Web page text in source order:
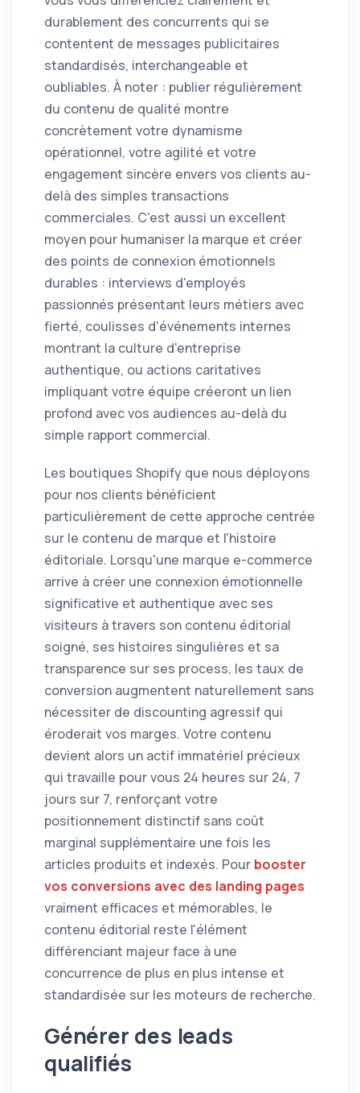
durablement des concurrents qui se
contentent de messages publicitaires
standardisés, interchangeable et
oubliables. À noter : publier régulièrement
du contenu de qualité montre
concrètement votre dynamisme
opérationnel, votre agilité et votre
engagement sincère envers vos clients au-
delà des simples transactions
commerciales. C'est aussi un excellent
moyen pour humaniser la marque et créer
des points de connexion émotionnels
durables : interviews d'employés
passionnés présentant leurs métiers avec
fierté, coulisses d'événements internes
montrant la culture d'entreprise
authentique, ou actions caritatives
impliquant votre équipe créeront un lien
profond avec vos audiences au-delà du
simple rapport commercial.
Les boutiques Shopify que nous déployons
pour nos clients bénéficient
particulièrement de cette approche centrée
sur le contenu de marque et l'histoire
éditoriale. Lorsqu'une marque e-commerce
arrive à créer une connexion émotionnelle
significative et authentique avec ses
visiteurs à travers son contenu éditorial
soigné, ses histoires singulières et sa
transparence sur ses process, les taux de
conversion augmentent naturellement sans
nécessiter de discounting agressif qui
éroderait vos marges. Votre contenu
devient alors un actif immatériel précieux
qui travaille pour vous 24 heures sur 24, 7
jours sur 7, renforçant votre
positionnement distinctif sans coût
marginal supplémentaire une fois les
articles produits et indexés. Pour booster
vos conversions avec des landing pages
vraiment efficaces et mémorables, le
contenu éditorial reste l'élément
différenciant majeur face à une
concurrence de plus en plus intense et
standardisée sur les moteurs de recherche.
Générer des leads
qualifiés